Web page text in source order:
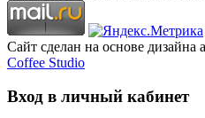
Сайт сделан на основе дизайна
Coffee Studio
Вход в личный кабинет